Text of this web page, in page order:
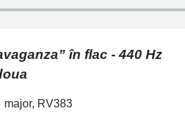
în flac - 440 Hz
major, RV383